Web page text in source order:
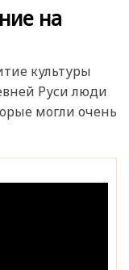
на
культуры
Руси люди
могли очень